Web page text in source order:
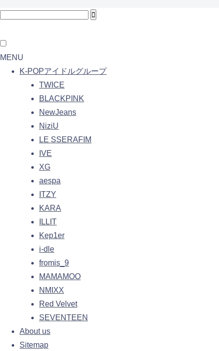
MENU
K-POPアイドルグループ
TWICE
BLACKPINK
NewJeans
NiziU
LE SSERAFIM
IVE
XG
aespa
ITZY
KARA
ILLIT
Kep1er
i-dle
fromis_9
MAMAMOO
NMIXX
Red Velvet
SEVENTEEN
About us
Sitemap